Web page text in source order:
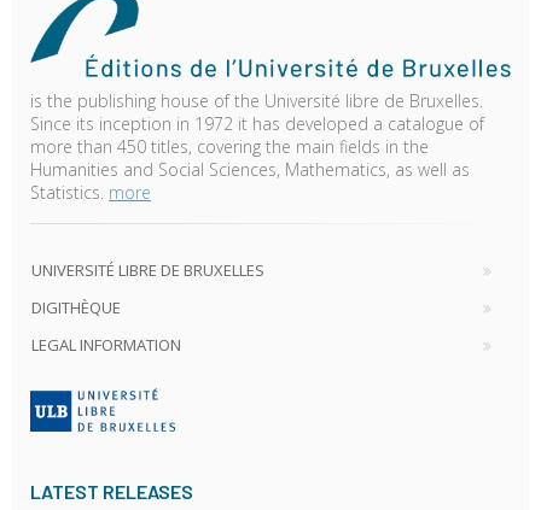
is the publishing house of the Université libre de Bruxelles.
Since its inception in 1972 it has developed a catalogue of
more than 450 titles, covering the main fields in the
Humanities and Social Sciences, Mathematics, as well as
Statistics. more
UNIVERSITÉ LIBRE DE BRUXELLES
DIGITHÈQUE
LEGAL INFORMATION
LATEST RELEASES